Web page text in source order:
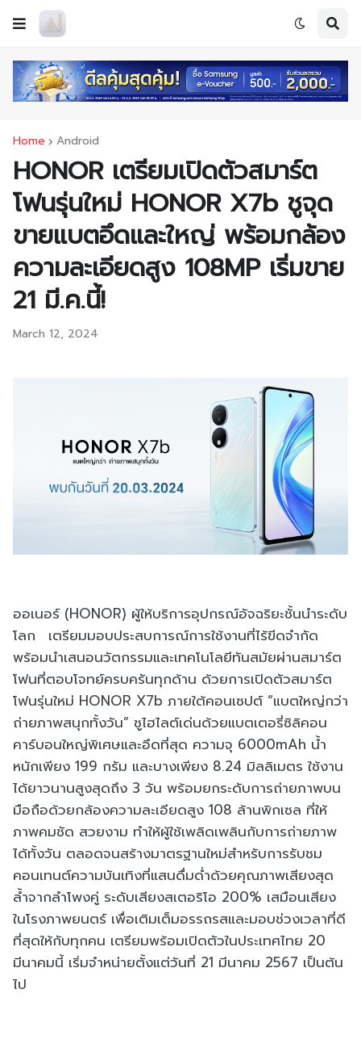
Home Android
HONOR เตรียมเปิดตัวสมาร์ต
โฟนรุ่นใหม่ HONOR X7b ชูจุด
ขายแบตอึดและใหญ่ พร้อมกล้อง
ความละเอียดสูง 108MP เริ่มขาย
21 มี.ค.นี้!
March 12, 2024
ออเนอร์ (HONOR) ผู้ให้บริการอุปกรณ์อัจฉริยะชั้นนำระดับ
โลก เตรียมมอบประสบการณ์การใช้งานที่ไร้ขีดจำกัด
พร้อมนำเสนอนวัตกรรมและเทคโนโลยีทันสมัยผ่านสมาร์ต
โฟนที่ตอบโจทย์ครบครันทุกด้าน ด้วยการเปิดตัวสมาร์ต
โฟนรุ่นใหม่ HONOR X7b ภายใต้คอนเซปต์ “แบตใหญ่กว่า
ถ่ายภาพสนุกทั้งวัน” ชูไฮไลต์เด่นด้วยแบตเตอรี่ซิลิคอน
คาร์บอนใหญ่พิเศษและอึดที่สุด ความจุ 6000mAh น้ำ
หนักเพียง 199 กรัม และบางเพียง 8.24 มิลลิเมตร ใช้งาน
ได้ยาวนานสูงสุดถึง 3 วัน พร้อมยกระดับการถ่ายภาพบน
มือถือด้วยกล้องความละเอียดสูง 108 ล้านพิกเซล ที่ให้
ภาพคมชัด สวยงาม ทำให้ผู้ใช้เพลิดเพลินกับการถ่ายภาพ
ได้ทั้งวัน ตลอดจนสร้างมาตรฐานใหม่สำหรับการรับชม
คอนเทนต์ความบันเทิงที่แสนดื่มด่ำด้วยคุณภาพเสียงสุด
ล้ำจากลำโพงคู่ ระดับเสียงสเตอริโอ 200% เสมือนเสียง
ในโรงภาพยนตร์ เพื่อเติมเต็มอรรถรสและมอบช่วงเวลาที่ดี
ที่สุดให้กับทุกคน เตรียมพร้อมเปิดตัวในประเทศไทย 20
มีนาคมนี้ เริ่มจำหน่ายตั้งแต่วันที่ 21 มีนาคม 2567 เป็นต้น
ไป